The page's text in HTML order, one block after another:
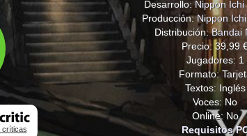
críticas
Desarrollo:Nippon Ichi
Producción:Nippon
Distribución:Bandai
Precio: 39,99
Jugadores: 1
Formato:
Textos: Inglés
Voces: No
Online: No
Requisitos